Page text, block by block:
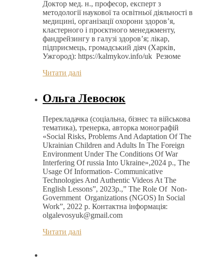
Доктор мед. н., професор, експерт з
методології наукової та освітньої діяльності в
медицині, організації охорони здоров’я,
кластерного і проєктного менеджменту,
фандрейзингу в галузі здоров’я; лікар,
підприємець, громадський діяч (Харків,
Ужгород): https://kalmykov.info/uk Резюме
Читати далі
Ольга Левосюк
Перекладачка (соціальна, бізнес та військова
тематика), тренерка, авторка монографій
«Social Risks, Problems And Adaptation Of The
Ukrainian Children and Adults In The Foreign
Environment Under The Conditions Of War
Interfering Of russia Into Ukraine»,2024 р., The
Usage Of Information- Communicative
Technologies And Authentic Videos At The
English Lessons”, 2023р.,” The Role Of Non-
Government Organizations (NGOS) In Social
Work”, 2022 р. Контактна інформація:
olgalevosyuk@gmail.com
Читати далі